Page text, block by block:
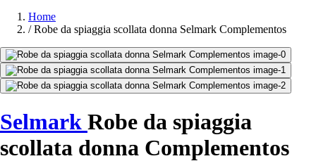
Home
/ Robe da spiaggia scollata donna Selmark Complementos
Selmark Robe da spiaggia
scollata donna Complementos